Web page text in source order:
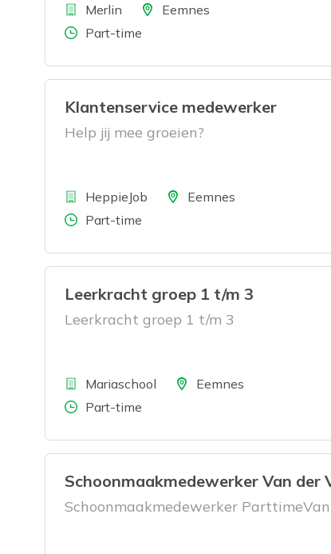
BedrijfMerlin LocatieEemnes
Aantal uren
Part-time
Klantenservice medewerker
Help jij mee groeien?
BedrijfHeppieJob LocatieEemnes
Aantal uren
Part-time
Leerkracht groep 1 t/m 3
Leerkracht groep 1 t/m 3
BedrijfMariaschool LocatieEemnes
Aantal uren
Part-time
Schoonmaakmedewerker Van der
Schoonmaakmedewerker